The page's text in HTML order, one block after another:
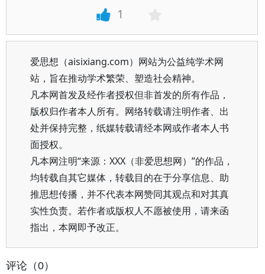
1
爱思想（aisixiang.com）网站为公益纯学术网
站，旨在推动学术繁荣、塑造社会精神。
凡本网首发及经作者授权但非首发的所有作品，
版权归作者本人所有。网络转载请注明作者、出
处并保持完整，纸媒转载请经本网或作者本人书
面授权。
凡本网注明“来源：XXX（非爱思想网）”的作品，
均转载自其它媒体，转载目的在于分享信息、助
推思想传播，并不代表本网赞同其观点和对其真
实性负责。若作者或版权人不愿被使用，请来函
指出，本网即予改正。
评论（0）